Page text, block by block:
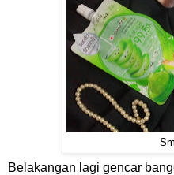
Belakangan lagi gencar